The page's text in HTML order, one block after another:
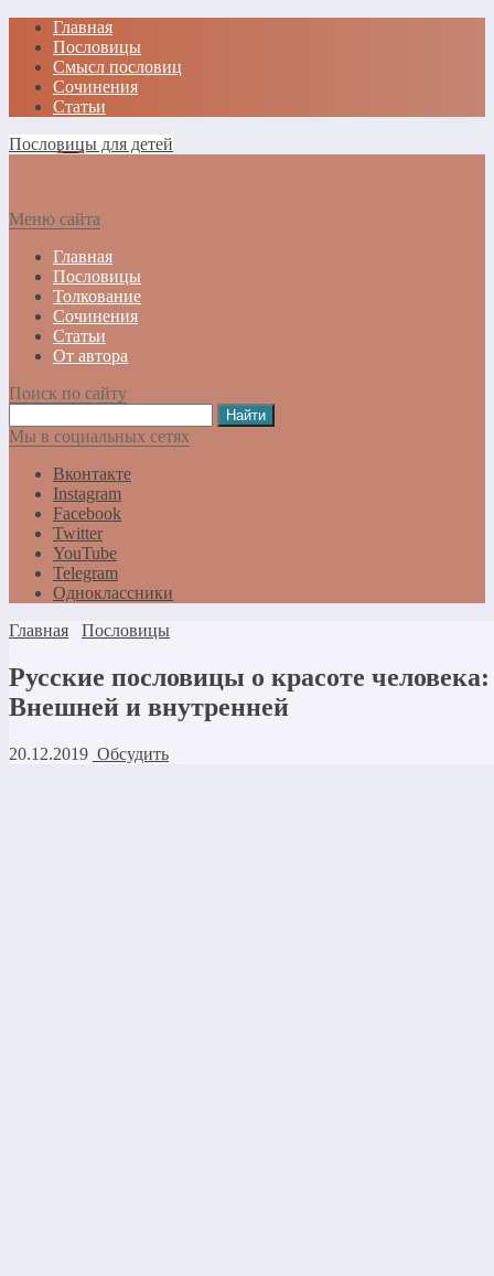
Главная
Пословицы
Смысл пословиц
Сочинения
Статьи
Пословицы для детей
Меню сайта
Главная
Пословицы
Толкование
Сочинения
Статьи
От автора
Поиск по сайту
Мы в социальных сетях
Вконтакте
Instagram
Facebook
Twitter
YouTube
Telegram
Одноклассники
Главная
Пословицы
Русские пословицы о красоте человека:
Внешней и внутренней
20.12.2019 Обсудить